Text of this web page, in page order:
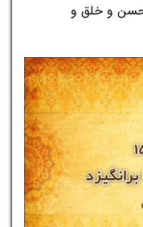
به حسن و خلق و